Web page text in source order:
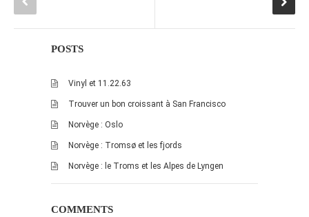
POSTS
Vinyl et 11.22.63
Trouver un bon croissant à San Francisco
Norvège : Oslo
Norvège : Tromsø et les fjords
Norvège : le Troms et les Alpes de Lyngen
COMMENTS